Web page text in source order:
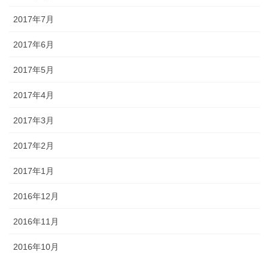
2017年7月
2017年6月
2017年5月
2017年4月
2017年3月
2017年2月
2017年1月
2016年12月
2016年11月
2016年10月